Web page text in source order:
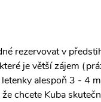
rezervovat v
je větší zájem
alespoň 3 - 4
chcete Kuba